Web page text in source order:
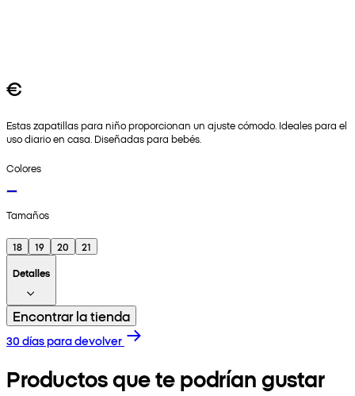
€
Estas zapatillas para niño proporcionan un ajuste cómodo. Ideales para el
uso diario en casa. Diseñadas para bebés.
Colores
Tamaños
18 19 20
21
Detalles
Encontrar la tienda
30 días para devolver
Productos que te podrían gustar